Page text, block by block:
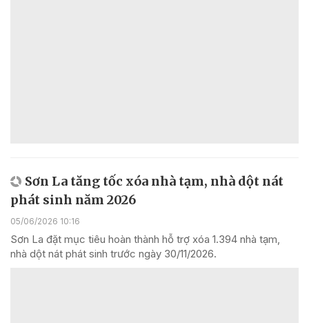
Sơn La tăng tốc xóa nhà tạm, nhà dột nát
phát sinh năm 2026
05/06/2026 10:16
Sơn La đặt mục tiêu hoàn thành hỗ trợ xóa 1.394 nhà tạm,
nhà dột nát phát sinh trước ngày 30/11/2026.